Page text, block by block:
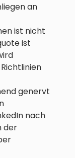
an
ist nicht
ist
genervt
nach
der